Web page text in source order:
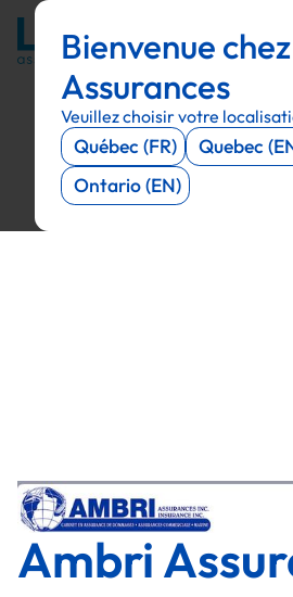
Menu
Menu
Menu
Menu
Bienvenue
Assurances
Veuillez choisir votre
Québec (FR)
Quebec
Ontario (EN)
Ambri